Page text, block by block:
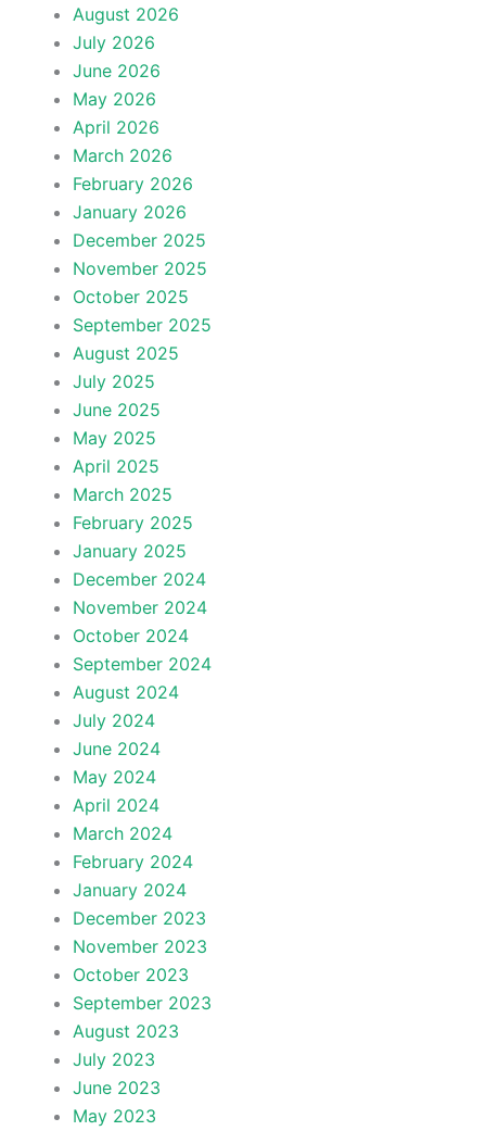
August 2026
July 2026
June 2026
May 2026
April 2026
March 2026
February 2026
January 2026
December 2025
November 2025
October 2025
September 2025
August 2025
July 2025
June 2025
May 2025
April 2025
March 2025
February 2025
January 2025
December 2024
November 2024
October 2024
September 2024
August 2024
July 2024
June 2024
May 2024
April 2024
March 2024
February 2024
January 2024
December 2023
November 2023
October 2023
September 2023
August 2023
July 2023
June 2023
May 2023